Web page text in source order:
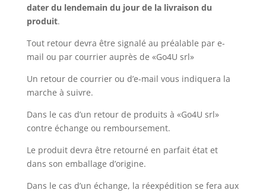
dater du lendemain du jour de la livraison du
produit.
Tout retour devra être signalé au préalable par e-
mail ou par courrier auprès de «Go4U srl»
Un retour de courrier ou d’e-mail vous indiquera la
marche à suivre.
Dans le cas d’un retour de produits à «Go4U srl»
contre échange ou remboursement.
Le produit devra être retourné en parfait état et
dans son emballage d’origine.
Dans le cas d’un échange, la réexpédition se fera aux